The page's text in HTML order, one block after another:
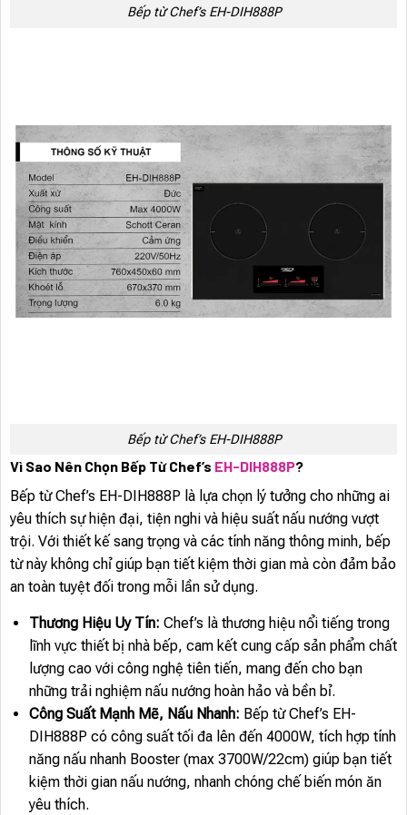
Bếp từ Chef’s EH-DIH888P
Bếp từ Chef’s EH-DIH888P
Vì Sao Nên Chọn Bếp Từ Chef’s EH-DIH888P?
Bếp từ Chef’s EH-DIH888P là lựa chọn lý tưởng cho những ai
yêu thích sự hiện đại, tiện nghi và hiệu suất nấu nướng vượt
trội. Với thiết kế sang trọng và các tính năng thông minh, bếp
từ này không chỉ giúp bạn tiết kiệm thời gian mà còn đảm bảo
an toàn tuyệt đối trong mỗi lần sử dụng.
Thương Hiệu Uy Tín: Chef’s là thương hiệu nổi tiếng trong
lĩnh vực thiết bị nhà bếp, cam kết cung cấp sản phẩm chất
lượng cao với công nghệ tiên tiến, mang đến cho bạn
những trải nghiệm nấu nướng hoàn hảo và bền bỉ.
Công Suất Mạnh Mẽ, Nấu Nhanh: Bếp từ Chef’s EH-
DIH888P có công suất tối đa lên đến 4000W, tích hợp tính
năng nấu nhanh Booster (max 3700W/22cm) giúp bạn tiết
kiệm thời gian nấu nướng, nhanh chóng chế biến món ăn
yêu thích.